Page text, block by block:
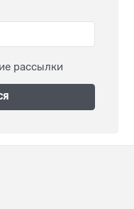
рассылки